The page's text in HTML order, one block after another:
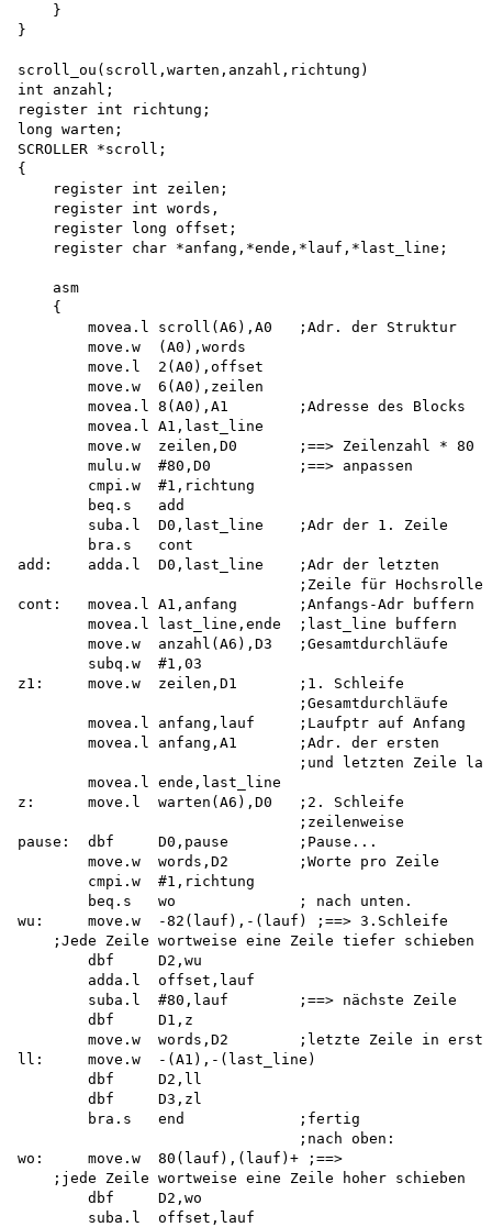
    }
}
scroll_ou(scroll,warten,anzahl,richtung)
int anzahl;
register int richtung;
long warten;
SCROLLER *scroll;
{
    register int zeilen;
    register int words,
    register long offset;
    register char *anfang,*ende,*lauf,*last_line;
    asm
    {
        movea.l scroll(A6),A0   ;Adr. der Struktur
        move.w  (A0),words
        move.l  2(A0),offset
        move.w  6(A0),zeilen
        movea.l 8(A0),A1        ;Adresse des Blocks
        movea.l A1,last_line
        move.w  zeilen,D0       ;==> Zeilenzahl * 80
        mulu.w  #80,D0          ;==> anpassen
        cmpi.w  #1,richtung
        beq.s   add
        suba.l  D0,last_line    ;Adr der 1. Zeile
        bra.s   cont
add:    adda.l  D0,last_line    ;Adr der letzten
                                ;Zeile für Hochsrollen
cont:   movea.l A1,anfang       ;Anfangs-Adr buffern
        movea.l last_line,ende  ;last_line buffern
        move.w  anzahl(A6),D3   ;Gesamtdurchläufe
        subq.w  #1,03
z1:     move.w  zeilen,D1       ;1. Schleife
                                ;Gesamtdurchläufe
        movea.l anfang,lauf     ;Laufptr auf Anfang
        movea.l anfang,A1       ;Adr. der ersten
;und letzten Zeile
        movea.l ende,last_line
z:      move.l  warten(A6),D0   ;2. Schleife
                                ;zeilenweise
pause:  dbf     D0,pause        ;Pause...
        move.w  words,D2        ;Worte pro Zeile
        cmpi.w  #1,richtung
        beq.s   wo              ; nach unten.
wu:     move.w  -82(lauf),-(lauf) ;==> 3.Schleife
    ;Jede Zeile wortweise eine Zeile tiefer schieben
        dbf     D2,wu
        adda.l  offset,lauf
        suba.l  #80,lauf        ;==> nächste Zeile
        dbf     D1,z
        move.w  words,D2        ;letzte Zeile in erste
ll:     move.w  -(A1),-(last_line)
        dbf     D2,ll
        dbf     D3,zl
        bra.s   end             ;fertig
                                ;nach oben:
wo:     move.w  80(lauf),(lauf)+ ;==>
    ;jede Zeile wortweise eine Zeile hoher schieben
        dbf     D2,wo
        suba.l  offset,lauf